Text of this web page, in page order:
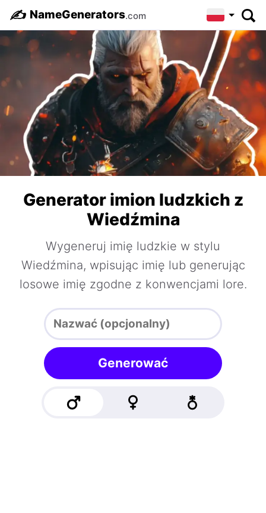
✍️ NameGenerators.com
Generator imion ludzkich z
Wiedźmina
Wygeneruj imię ludzkie w stylu
Wiedźmina, wpisując imię lub generując
losowe imię zgodne z konwencjami lore.
Generować